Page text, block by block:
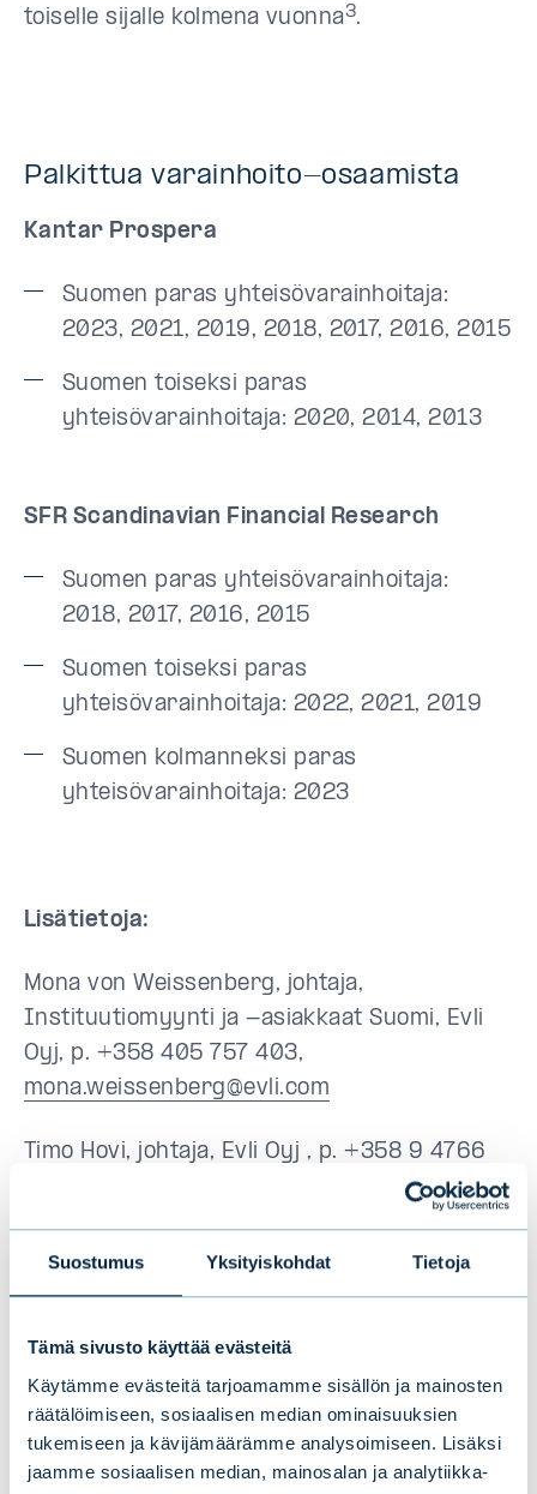
Suostumus Yksityiskohdat Tietoja
Tämä sivusto käyttää evästeitä
Käytämme evästeitä tarjoamamme sisällön ja mainosten
räätälöimiseen, sosiaalisen median ominaisuuksien
tukemiseen ja kävijämäärämme analysoimiseen. Lisäksi
jaamme sosiaalisen median, mainosalan ja analytiikka-
toiselle sijalle kolmena vuonna3.
Palkittua varainhoito-osaamista
Kantar Prospera
Suomen paras yhteisövarainhoitaja:
2023, 2021, 2019, 2018, 2017, 2016, 2015
Suomen toiseksi paras
yhteisövarainhoitaja: 2020, 2014, 2013
SFR Scandinavian Financial Research
Suomen paras yhteisövarainhoitaja:
2018, 2017, 2016, 2015
Suomen toiseksi paras
yhteisövarainhoitaja: 2022, 2021, 2019
Suomen kolmanneksi paras
yhteisövarainhoitaja: 2023
Lisätietoja:
Mona von Weissenberg, johtaja,
Instituutiomyynti ja -asiakkaat Suomi, Evli
Oyj, p. +358 405 757 403,
mona.weissenberg@evli.com
Timo Hovi, johtaja, Evli Oyj , p. +358 9 4766
”Institutional Investment Services Finland 2023,
Competitive Positioning Report, Investment
Services Combined, Average of all Criteria, Large
Asset Managers”.